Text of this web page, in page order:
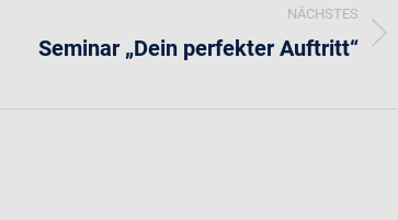
NÄCHSTES
NächsterSeminar „Dein perfekter Auftritt“